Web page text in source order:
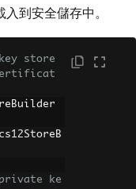
到安全儲存中。
store
ke